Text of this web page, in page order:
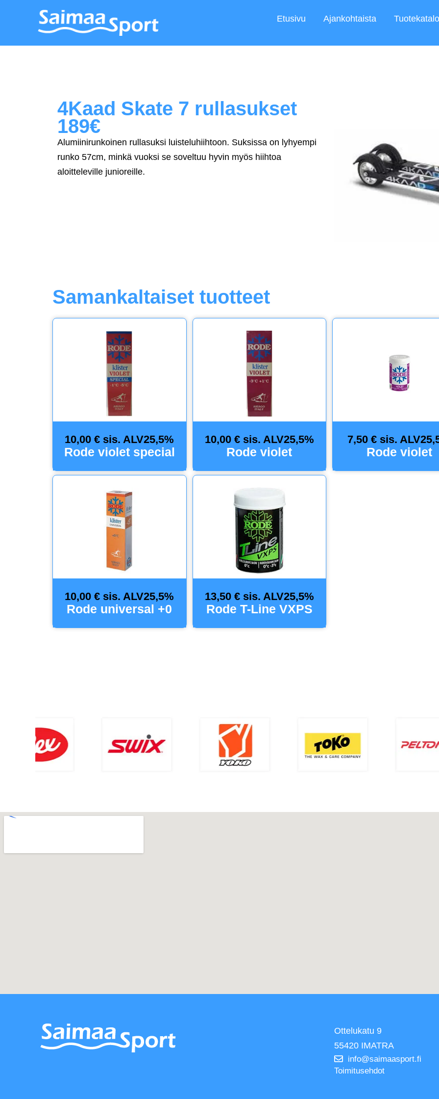
Etusivu Ajankohtaista
4Kaad Skate 7 rullasukset
189€
Alumiinirunkoinen rullasuksi luisteluhiihtoon. Suksissa on lyhyempi
runko 57cm, minkä vuoksi se soveltuu hyvin myös hiihtoa
aloitteleville junioreille.
Samankaltaiset tuotteet
10,00 € sis. ALV25,5%
Rode violet special
10,00 € sis. ALV25,5%
Rode violet
7,50 € sis.
Rode violet
10,00 € sis. ALV25,5%
Rode universal +0
13,50 € sis. ALV25,5%
Rode T-Line VXPS
Ottelukatu 9
55420 IMATRA
info@saimaasport.fi
Toimitusehdot